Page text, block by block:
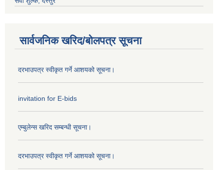
सार्वजनिक खरिद/बोलपत्र सूचना
दरभाउपत्र स्वीकृत गर्ने आशयको सूचना।
invitation for E-bids
एम्बुलेन्स खरिद सम्बन्धी सूचना।
दरभाउपत्र स्वीकृत गर्ने आशयको सूचना।